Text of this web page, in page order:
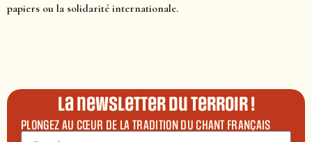
papiers ou la solidarité internationale.
La newsletter du terroir !
PLONGEZ AU CŒUR DE LA TRADITION DU CHANT FRANÇAIS